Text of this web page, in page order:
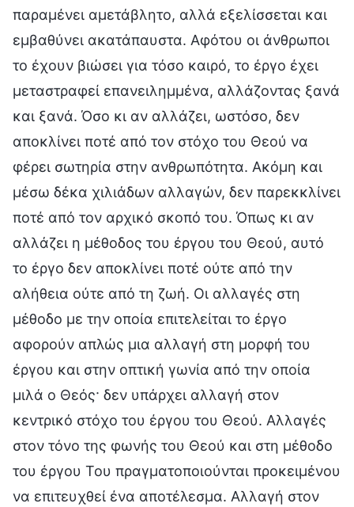
παραμένει αμετάβλητο, αλλά εξελίσσεται και
εμβαθύνει ακατάπαυστα. Αφότου οι άνθρωποι
το έχουν βιώσει για τόσο καιρό, το έργο έχει
μεταστραφεί επανειλημμένα, αλλάζοντας ξανά
και ξανά. Όσο κι αν αλλάζει, ωστόσο, δεν
αποκλίνει ποτέ από τον στόχο του Θεού να
φέρει σωτηρία στην ανθρωπότητα. Ακόμη και
μέσω δέκα χιλιάδων αλλαγών, δεν παρεκκλίνει
ποτέ από τον αρχικό σκοπό του. Όπως κι αν
αλλάζει η μέθοδος του έργου του Θεού, αυτό
το έργο δεν αποκλίνει ποτέ ούτε από την
αλήθεια ούτε από τη ζωή. Οι αλλαγές στη
μέθοδο με την οποία επιτελείται το έργο
αφορούν απλώς μια αλλαγή στη μορφή του
έργου και στην οπτική γωνία από την οποία
μιλά ο Θεός· δεν υπάρχει αλλαγή στον
κεντρικό στόχο του έργου του Θεού. Αλλαγές
στον τόνο της φωνής του Θεού και στη μέθοδο
του έργου Του πραγματοποιούνται προκειμένου
να επιτευχθεί ένα αποτέλεσμα. Αλλαγή στον